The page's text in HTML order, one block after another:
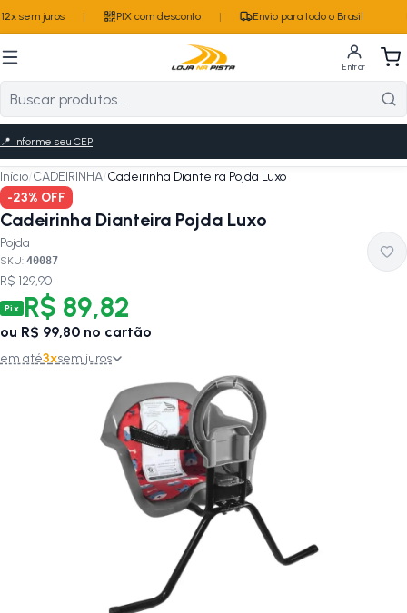
sem juros PIX com desconto Envio para todo o Brasil
Entrar
📍 Informe seu CEP
Início/CADEIRINHA/Cadeirinha Dianteira Pojda Luxo
-23% OFF
Cadeirinha Dianteira Pojda Luxo
Pojda
SKU: 40087
R$ 129,90
Pix R$ 89,82
ou R$ 99,80 no cartão
em até3xsem juros